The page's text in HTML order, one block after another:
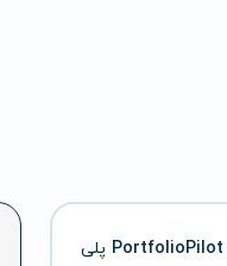
PortfolioPilot پلی